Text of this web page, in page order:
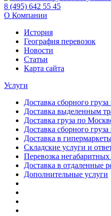
8 (495) 642 55 45
О Компании
История
География перевозок
Новости
Статьи
Карта сайта
Услуги
Доставка сборного
Доставка выделенным
Доставка груза по
Доставка сборного
Доставка в
Складские услуги и
Перевозка негабаритных
Доставка в отдаленные
Дополнительные услуги